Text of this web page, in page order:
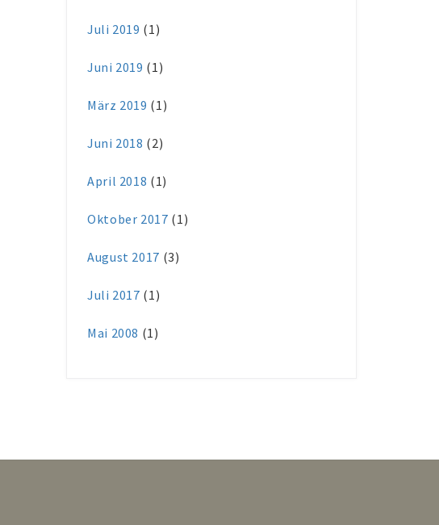
Juli 2019 (1)
Juni 2019 (1)
März 2019 (1)
Juni 2018 (2)
April 2018 (1)
Oktober 2017 (1)
August 2017 (3)
Juli 2017 (1)
Mai 2008 (1)